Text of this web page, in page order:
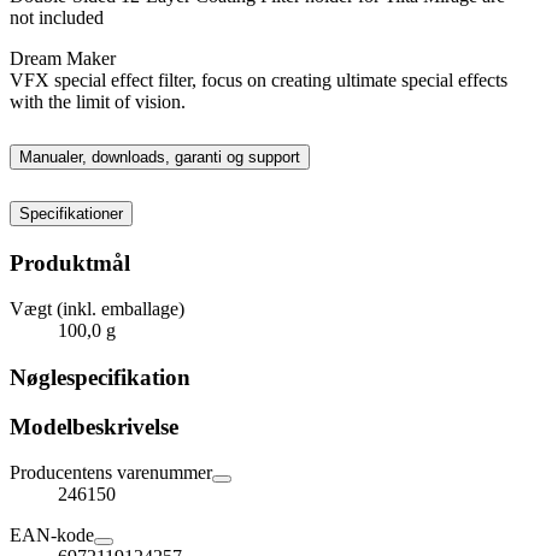
not included
Dream Maker
VFX special effect filter, focus on creating ultimate special effects
with the limit of vision.
Manualer, downloads, garanti og support
Specifikationer
Produktmål
Vægt (inkl. emballage)
100,0 g
Nøglespecifikation
Modelbeskrivelse
Producentens varenummer
246150
EAN-kode